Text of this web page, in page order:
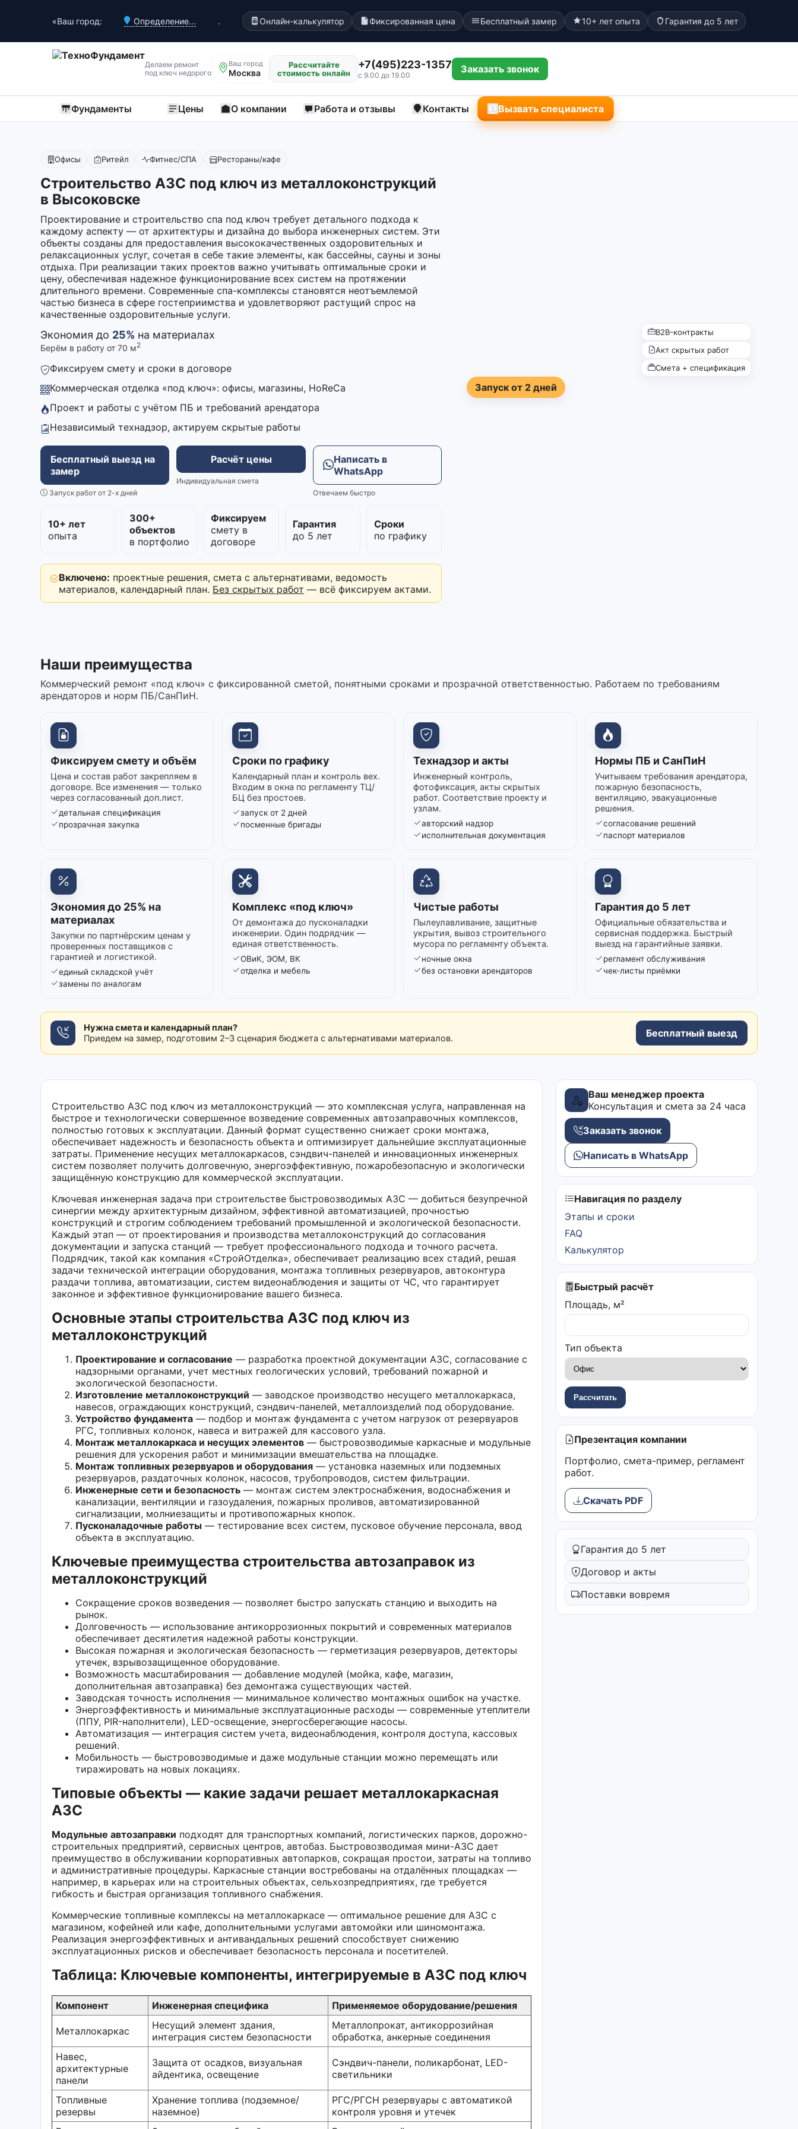
«Ваш город: Определение... . Онлайн-калькулятор Фиксированная цена Бесплатный замер 10+ лет опыта Гарантия до 5 лет
Делаем ремонт
под ключ недорого
Ваш город
Москва
Рассчитайте
стоимость онлайн
+7(495)223-1357
с 9.00 до 19.00
Заказать звонок
Фундаменты Цены О компании Работа и отзывы Контакты Вызвать специалиста
Офисы Ритейл Фитнес/СПА Рестораны/кафе
Строительство АЗС под ключ из металлоконструкций
в Высоковске
Проектирование и строительство спа под ключ требует детального подхода к
каждому аспекту — от архитектуры и дизайна до выбора инженерных систем. Эти
объекты созданы для предоставления высококачественных оздоровительных и
релаксационных услуг, сочетая в себе такие элементы, как бассейны, сауны и зоны
отдыха. При реализации таких проектов важно учитывать оптимальные сроки и
цену, обеспечивая надежное функционирование всех систем на протяжении
длительного времени. Современные спа-комплексы становятся неотъемлемой
частью бизнеса в сфере гостеприимства и удовлетворяют растущий спрос на
качественные оздоровительные услуги.
Экономия до 25% на материалах
Берём в работу от 70 м2
Фиксируем смету и сроки в договоре
Коммерческая отделка «под ключ»: офисы, магазины, HoReCa
Проект и работы с учётом ПБ и требований арендатора
Независимый технадзор, актируем скрытые работы
Бесплатный выезд на
замер
Запуск работ от 2-х дней
Расчёт цены
Индивидуальная смета
Написать в
WhatsApp
Отвечаем быстро
10+ лет
опыта
300+
объектов
в портфолио
Фиксируем
смету в
договоре
Гарантия
до 5 лет
Сроки
по графику
Включено: проектные решения, смета с альтернативами, ведомость
материалов, календарный план. Без скрытых работ — всё фиксируем актами.
Запуск от 2 дней
B2B-контракты
Акт скрытых работ
Смета + спецификация
Наши преимущества
Коммерческий ремонт «под ключ» с фиксированной сметой, понятными сроками и прозрачной ответственностью. Работаем по требованиям
арендаторов и норм ПБ/СанПиН.
Фиксируем смету и объём
Цена и состав работ закрепляем в
договоре. Все изменения — только
через согласованный доп.лист.
детальная спецификация
прозрачная закупка
Сроки по графику
Календарный план и контроль вех.
Входим в окна по регламенту ТЦ/
БЦ без простоев.
запуск от 2 дней
посменные бригады
Технадзор и акты
Инженерный контроль,
фотофиксация, акты скрытых
работ. Соответствие проекту и
узлам.
авторский надзор
исполнительная документация
Нормы ПБ и СанПиН
Учитываем требования арендатора,
пожарную безопасность,
вентиляцию, эвакуационные
решения.
согласование решений
паспорт материалов
Экономия до 25% на
материалах
Закупки по партнёрским ценам у
проверенных поставщиков с
гарантией и логистикой.
единый складской учёт
замены по аналогам
Комплекс «под ключ»
От демонтажа до пусконаладки
инженерии. Один подрядчик —
единая ответственность.
ОВиК, ЭОМ, ВК
отделка и мебель
Чистые работы
Пылеулавливание, защитные
укрытия, вывоз строительного
мусора по регламенту объекта.
ночные окна
без остановки арендаторов
Гарантия до 5 лет
Официальные обязательства и
сервисная поддержка. Быстрый
выезд на гарантийные заявки.
регламент обслуживания
чек-листы приёмки
Нужна смета и календарный план?
Приедем на замер, подготовим 2–3 сценария бюджета с альтернативами материалов.
Бесплатный выезд
Строительство АЗС под ключ из металлоконструкций — это комплексная услуга, направленная на
быстрое и технологически совершенное возведение современных автозаправочных комплексов,
полностью готовых к эксплуатации. Данный формат существенно снижает сроки монтажа,
обеспечивает надежность и безопасность объекта и оптимизирует дальнейшие эксплуатационные
затраты. Применение несущих металлокаркасов, сэндвич-панелей и инновационных инженерных
систем позволяет получить долговечную, энергоэффективную, пожаробезопасную и экологически
защищённую конструкцию для коммерческой эксплуатации.
Ключевая инженерная задача при строительстве быстровозводимых АЗС — добиться безупречной
синергии между архитектурным дизайном, эффективной автоматизацией, прочностью
конструкций и строгим соблюдением требований промышленной и экологической безопасности.
Каждый этап — от проектирования и производства металлоконструкций до согласования
документации и запуска станций — требует профессионального подхода и точного расчета.
Подрядчик, такой как компания «СтройОтделка», обеспечивает реализацию всех стадий, решая
задачи технической интеграции оборудования, монтажа топливных резервуаров, автоконтура
раздачи топлива, автоматизации, систем видеонаблюдения и защиты от ЧС, что гарантирует
законное и эффективное функционирование вашего бизнеса.
Основные этапы строительства АЗС под ключ из
металлоконструкций
Проектирование и согласование — разработка проектной документации АЗС, согласование с
надзорными органами, учет местных геологических условий, требований пожарной и
экологической безопасности.
Изготовление металлоконструкций — заводское производство несущего металлокаркаса,
навесов, ограждающих конструкций, сэндвич-панелей, металлоизделий под оборудование.
Устройство фундамента — подбор и монтаж фундамента с учетом нагрузок от резервуаров
РГС, топливных колонок, навеса и витражей для кассового узла.
Монтаж металлокаркаса и несущих элементов — быстровозводимые каркасные и модульные
решения для ускорения работ и минимизации вмешательства на площадке.
Монтаж топливных резервуаров и оборудования — установка наземных или подземных
резервуаров, раздаточных колонок, насосов, трубопроводов, систем фильтрации.
Инженерные сети и безопасность — монтаж систем электроснабжения, водоснабжения и
канализации, вентиляции и газоудаления, пожарных проливов, автоматизированной
сигнализации, молниезащиты и противопожарных кнопок.
Пусконаладочные работы — тестирование всех систем, пусковое обучение персонала, ввод
объекта в эксплуатацию.
Ключевые преимущества строительства автозаправок из
металлоконструкций
Сокращение сроков возведения — позволяет быстро запускать станцию и выходить на
рынок.
Долговечность — использование антикоррозионных покрытий и современных материалов
обеспечивает десятилетия надежной работы конструкции.
Высокая пожарная и экологическая безопасность — герметизация резервуаров, детекторы
утечек, взрывозащищенное оборудование.
Возможность масштабирования — добавление модулей (мойка, кафе, магазин,
дополнительная автозаправка) без демонтажа существующих частей.
Заводская точность исполнения — минимальное количество монтажных ошибок на участке.
Энергоэффективность и минимальные эксплуатационные расходы — современные утеплители
(ППУ, PIR-наполнители), LED-освещение, энергосберегающие насосы.
Автоматизация — интеграция систем учета, видеонаблюдения, контроля доступа, кассовых
решений.
Мобильность — быстровозводимые и даже модульные станции можно перемещать или
тиражировать на новых локациях.
Типовые объекты — какие задачи решает металлокаркасная
АЗС
Модульные автозаправки подходят для транспортных компаний, логистических парков, дорожно-
строительных предприятий, сервисных центров, автобаз. Быстровозводимая мини-АЗС дает
преимущество в обслуживании корпоративных автопарков, сокращая простои, затраты на топливо
и административные процедуры. Каркасные станции востребованы на отдалённых площадках —
например, в карьерах или на строительных объектах, сельхозпредприятиях, где требуется
гибкость и быстрая организация топливного снабжения.
Коммерческие топливные комплексы на металлокаркасе — оптимальное решение для АЗС с
магазином, кофейней или кафе, дополнительными услугами автомойки или шиномонтажа.
Реализация энергоэффективных и антивандальных решений способствует снижению
эксплуатационных рисков и обеспечивает безопасность персонала и посетителей.
Таблица: Ключевые компоненты, интегрируемые в АЗС под ключ
Компонент Инженерная специфика Применяемое оборудование/решения
Металлокаркас
Несущий элемент здания,
интеграция систем безопасности
Металлопрокат, антикоррозийная
обработка, анкерные соединения
Навес,
архитектурные
панели
Защита от осадков, визуальная
айдентика, освещение
Сэндвич-панели, поликарбонат, LED-
светильники
Топливные
резервы
Хранение топлива (подземное/
наземное)
РГС/РГСН резервуары с автоматикой
контроля уровня и утечек
Ваш менеджер проекта
Консультация и смета за 24 часа
Заказать звонок
Написать в WhatsApp
Навигация по разделу
Этапы и сроки
FAQ
Калькулятор
Быстрый расчёт
Площадь, м²
Тип объекта
Рассчитать
Презентация компании
Портфолио, смета-пример, регламент
работ.
Скачать PDF
Гарантия до 5 лет
Договор и акты
Поставки вовремя